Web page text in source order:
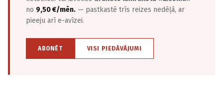
no 9,50 €/mēn. — pastkastē trīs reizes nedēļā, ar
pieeju arī e-avīzei.
ABONĒT VISI PIEDĀVĀJUMI